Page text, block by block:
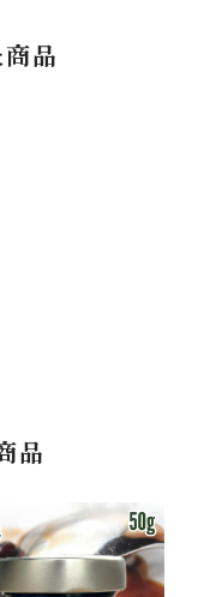
品
品